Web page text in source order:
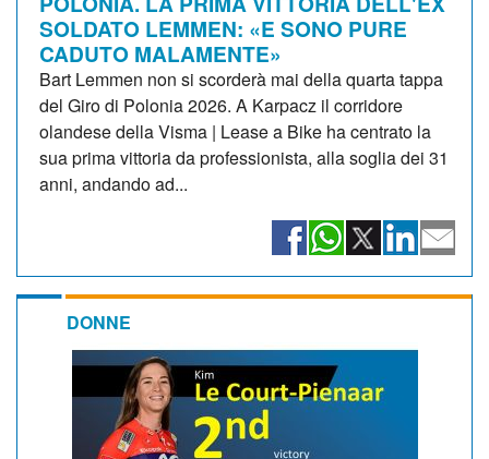
SOLDATO LEMMEN: «E SONO PURE
CADUTO MALAMENTE»
Bart Lemmen non si scorderà mai della quarta tappa
del Giro di Polonia 2026. A Karpacz il corridore
olandese della Visma | Lease a Bike ha centrato la
sua prima vittoria da professionista, alla soglia dei 31
anni, andando ad...
DONNE